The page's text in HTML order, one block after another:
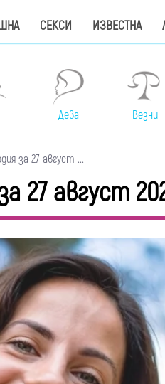
СЕКСИ ИЗВЕСТНА
Дева Везни
за 27 август ...
27 август